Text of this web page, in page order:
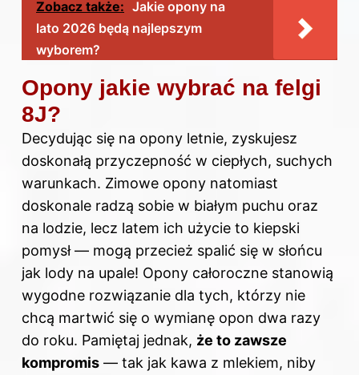
Zobacz także: Jakie opony na
lato 2026 będą najlepszym
wyborem?
Opony jakie wybrać na felgi
8J?
Decydując się na opony letnie, zyskujesz
doskonałą przyczepność w ciepłych, suchych
warunkach. Zimowe opony natomiast
doskonale radzą sobie w białym puchu oraz
na lodzie, lecz latem ich użycie to kiepski
pomysł — mogą przecież spalić się w słońcu
jak lody na upale! Opony całoroczne stanowią
wygodne rozwiązanie dla tych, którzy nie
chcą martwić się o wymianę opon dwa razy
do roku. Pamiętaj jednak, że to zawsze
kompromis — tak jak kawa z mlekiem, niby